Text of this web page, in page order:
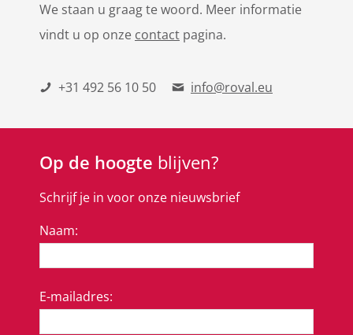
We staan u graag te woord. Meer informatie
vindt u op onze contact pagina.
+31 492 56 10 50 info@roval.eu
Op de hoogte blijven?
Schrijf je in voor onze nieuwsbrief
Naam:
E-mailadres: